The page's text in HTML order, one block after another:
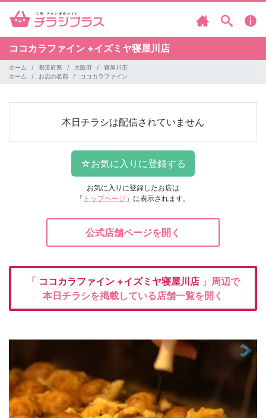
ココカラファイン +イズミヤ寝屋川店
ホーム 都道府県 大阪府
寝屋川市
ホーム
お店の名前 ココカラファイン
本日チラシは配信されていません
お気に入りに登録したお店は
「 トップページ 」に表示されます。
公式店舗ページを開く
「 ココカラファイン +イズミヤ寝屋川店 」周辺で
本日チラシを掲載している店舗一覧を開く